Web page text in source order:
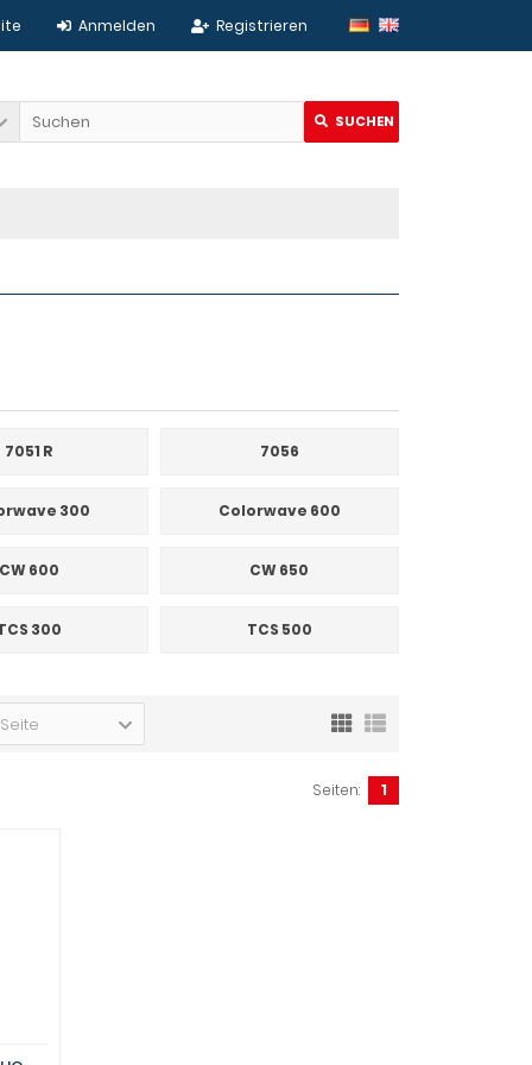
Registrieren
Anmelden
SUCHEN
7051 R 7056
300 Colorwave 600
CW 600 CW 650
300 TCS 500
Seiten: 1